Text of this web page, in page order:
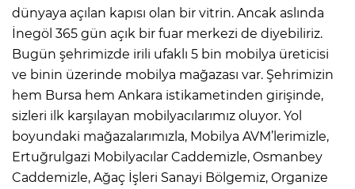
dünyaya açılan kapısı olan bir vitrin. Ancak aslında
İnegöl 365 gün açık bir fuar merkezi de diyebiliriz.
Bugün şehrimizde irili ufaklı 5 bin mobilya üreticisi
ve binin üzerinde mobilya mağazası var. Şehrimizin
hem Bursa hem Ankara istikametinden girişinde,
sizleri ilk karşılayan mobilyacılarımız oluyor. Yol
boyundaki mağazalarımızla, Mobilya AVM’lerimizle,
Ertuğrulgazi Mobilyacılar Caddemizle, Osmanbey
Caddemizle, Ağaç İşleri Sanayi Bölgemiz, Organize